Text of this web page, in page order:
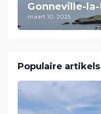
Gonneville-
maart 10, 2025
Populaire artikels